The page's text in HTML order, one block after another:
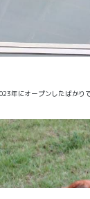
年にオープンしたばかり